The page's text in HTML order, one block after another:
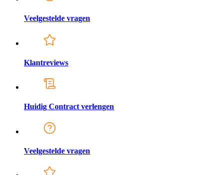
Veelgestelde vragen
Klantreviews
Huidig Contract verlengen
Veelgestelde vragen